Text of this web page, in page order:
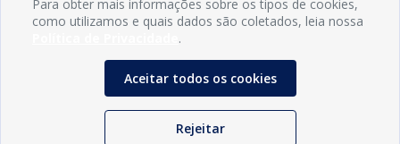
INFORMAÇÕES
Município de Conde - PB
Para obter mais informações sobre os tipos de cookies,
como utilizamos e quais dados são coletados, leia nossa
.
Aceitar todos os cookies
Rejeitar